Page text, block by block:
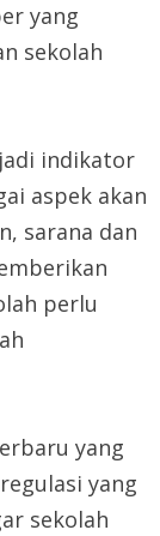
yang
sekolah
indikator
aspek akan
sarana dan
perlu
yang
yang
sekolah